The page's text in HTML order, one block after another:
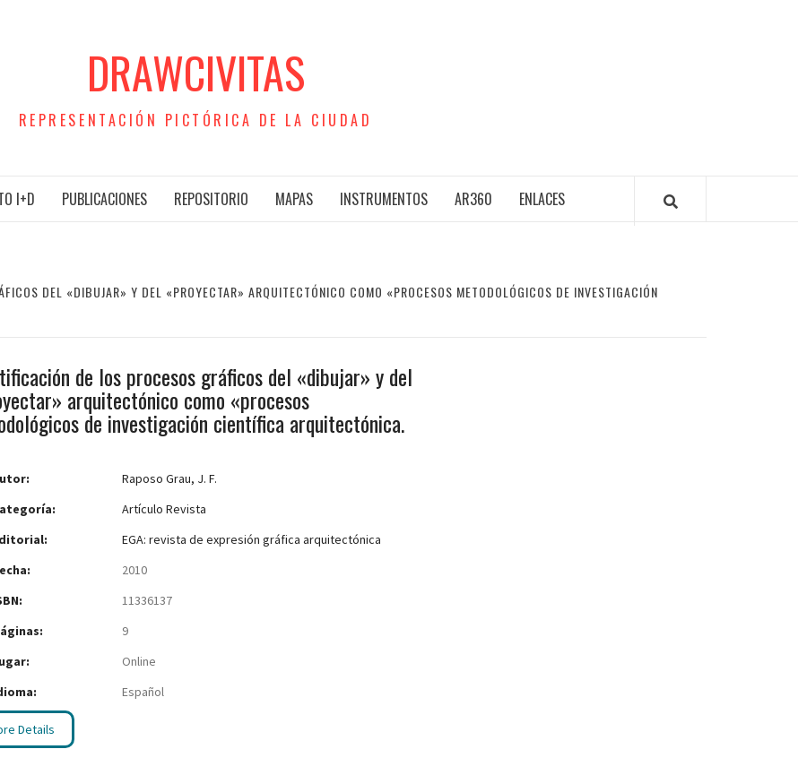
DRAWCIVITAS
REPRESENTACIÓN PICTÓRICA DE LA CIUDAD
I+D PUBLICACIONES REPOSITORIO MAPAS INSTRUMENTOS AR360 ENLACES
DEL «DIBUJAR» Y DEL «PROYECTAR» ARQUITECTÓNICO COMO «PROCESOS METODOLÓGICOS DE INVESTIGACIÓN
de los procesos gráficos del «dibujar» y del
arquitectónico como «procesos
de investigación científica arquitectónica.
Raposo Grau, J. F.
Artículo Revista
EGA: revista de expresión gráfica arquitectónica
2010
11336137
9
Online
Español
Details